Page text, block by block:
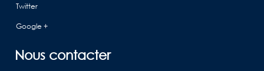
Twitter
Google +
Nous contacter